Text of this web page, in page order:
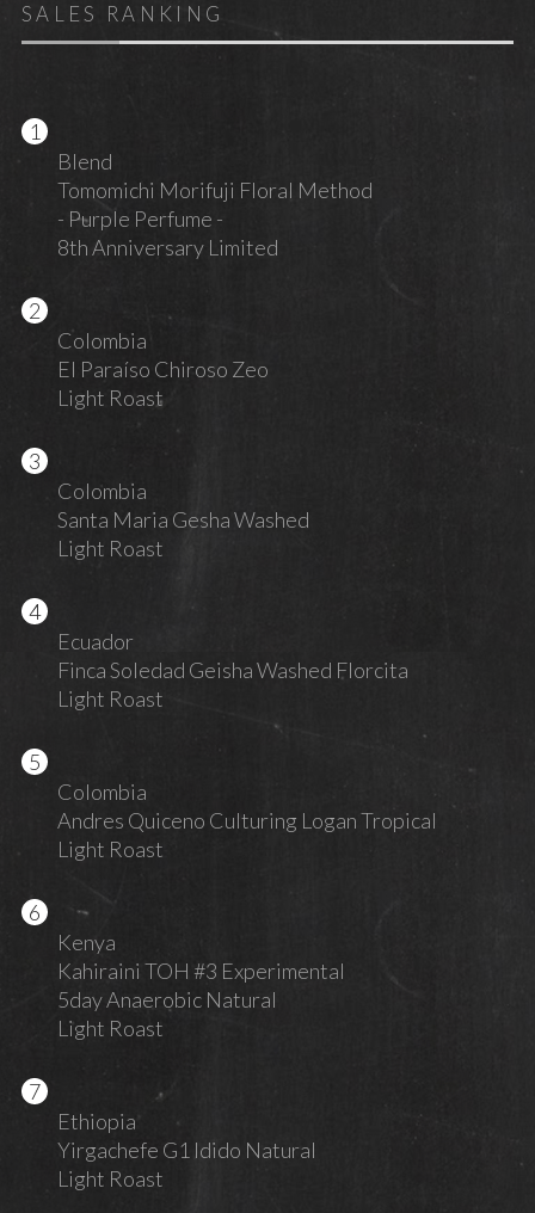
SALES RANKING
Blend
Tomomichi Morifuji Floral Method
- Purple Perfume -
8th Anniversary Limited
Colombia
El Paraíso Chiroso Zeo
Light Roast
Colombia
Santa Maria Gesha Washed
Light Roast
Ecuador
Finca Soledad Geisha Washed Florcita
Light Roast
Colombia
Andres Quiceno Culturing Logan Tropical
Light Roast
Kenya
Kahiraini TOH #3 Experimental
5day Anaerobic Natural
Light Roast
Ethiopia
Yirgachefe G1 Idido Natural
Light Roast